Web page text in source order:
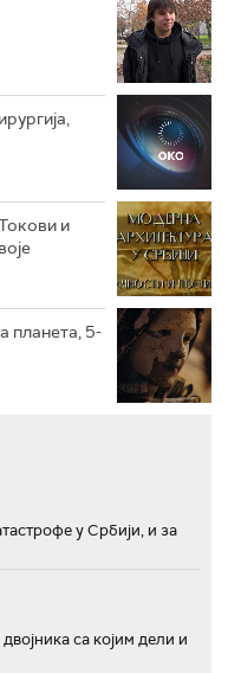
и
планета, 5-
у Србији, и за
са којим дели и